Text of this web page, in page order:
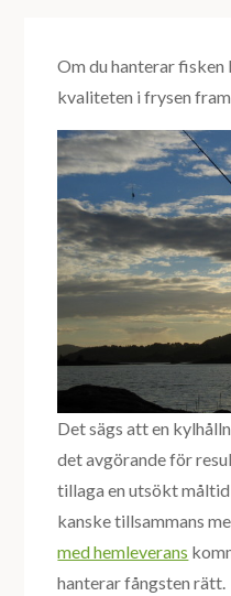
Om du hanterar fisken
kvaliteten i frysen
Det sägs att en
det avgörande för
tillaga en utsökt
kanske tillsammans
med hemleverans
hanterar fångsten rätt.